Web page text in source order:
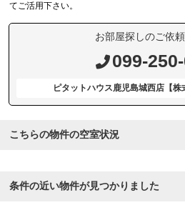
てご活用下さい。
お部屋探しのご依
099-
ピタットハウス鹿児島城西店【株
こちらの物件の空室状況
条件の近い物件が見つかりました